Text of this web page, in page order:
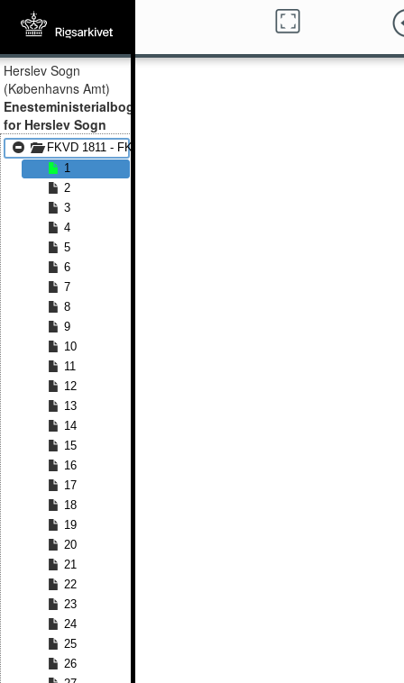
Herslev Sogn
(Københavns Amt)
Enesteministerialbog
for Herslev Sogn
FKVD 1811 - FKVD 1814
1
2
3
4
5
6
7
8
9
10
11
12
13
14
15
16
17
18
19
20
21
22
23
24
25
26